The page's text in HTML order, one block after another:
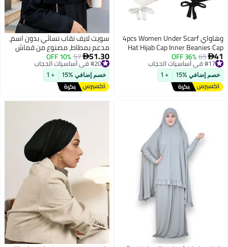
وهاواي 4pcs Women Under Scarf
Hat Hijab Cap Inner Beanies Cap
with Tie Back Closure Adjustable
Underscarf Hat
41
65
36% OFF #17 في أساسيات الحجاب
توصيل مجاني
#17 في أساسيات الحجاب
خصم إضافي %15 + 1
سويت لايف نقاب نسائي بدون اسم،
مدعم بمطاط، مصنوع من قماش
ناعم وعالي الجودة، مريح وخفيف
على البشرة، حجاب وجه متوافق مع
الشريعة الإسلامية، مقاوم للانزلاق،
قابل للغسل، مثالي للاستخدام
اليومي والمناسبات.
51.30
57
10% OFF #20 في أساسيات الحجاب
توصيل مجاني
#20 في أساسيات الحجاب
خصم إضافي %15 + 1